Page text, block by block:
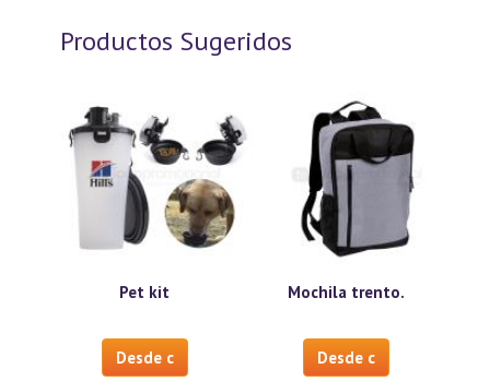
Productos Sugeridos
Pet kit
Desde c
Mochila trento.
Desde c